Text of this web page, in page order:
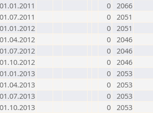
0 2066
0 2051
0 2051
0 2046
0 2046
0 2046
0 2053
0 2053
0 2053
0 2053